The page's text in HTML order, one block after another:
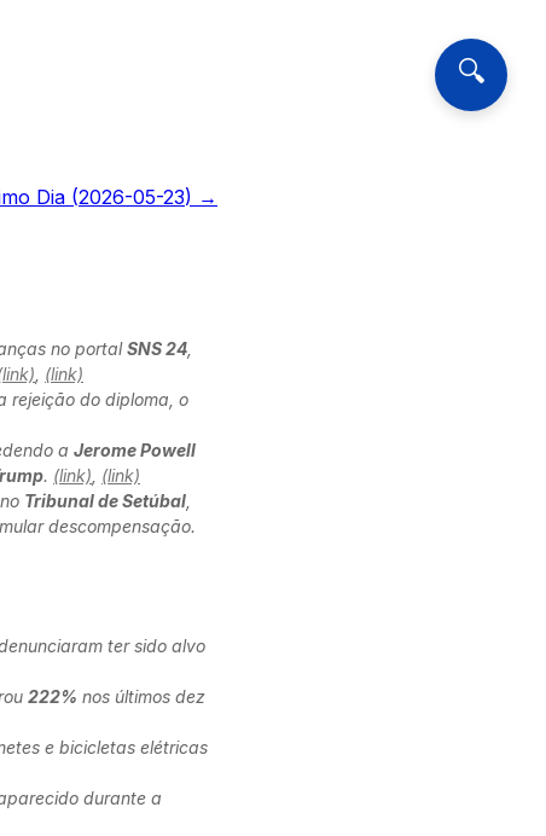
🔍
Dia (2026-05-23) →
no portalSNS 24
(link)
rejeição do diploma, o
a Jerome Powell
. (link) (link)
Tribunal de Setúbal
descompensação.
ter sido alvo
222% nos últimos dez
e bicicletas elétricas
durante a